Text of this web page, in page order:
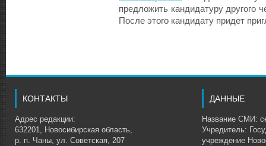
предложить кандидатуру другого
После этого кандидату придет
КОНТАКТЫ
Адрес редакции:
632201, Новосибирская область,
р. п. Чаны, ул. Советская, 207
ДАННЫЕ
Название СМИ:
Учредитель:
учреждение